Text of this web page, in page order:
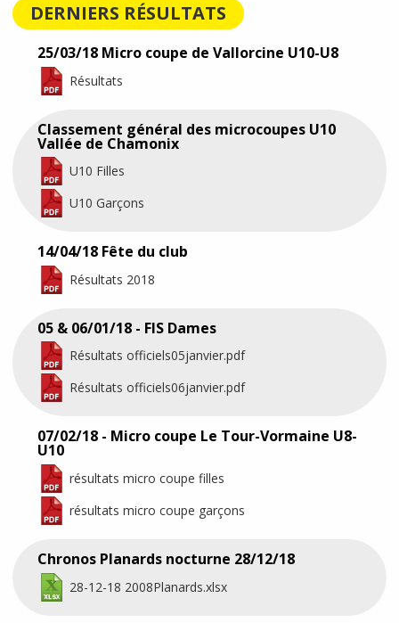
DERNIERS RÉSULTATS
25/03/18 Micro coupe de Vallorcine U10-U8
Résultats
Classement général des microcoupes U10
Vallée de Chamonix
U10 Filles
U10 Garçons
14/04/18 Fête du club
Résultats 2018
05 & 06/01/18 - FIS Dames
Résultats officiels05janvier.pdf
Résultats officiels06janvier.pdf
07/02/18 - Micro coupe Le Tour-Vormaine U8-
U10
résultats micro coupe filles
résultats micro coupe garçons
Chronos Planards nocturne 28/12/18
28-12-18 2008Planards.xlsx